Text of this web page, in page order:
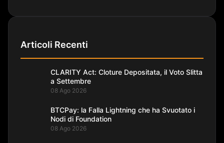
Articoli Recenti
CLARITY Act: Cloture Depositata, il Voto Slitta
a Settembre
08 Ago 2026
BTCPay: la Falla Lightning che ha Svuotato i
Nodi di Foundation
08 Ago 2026